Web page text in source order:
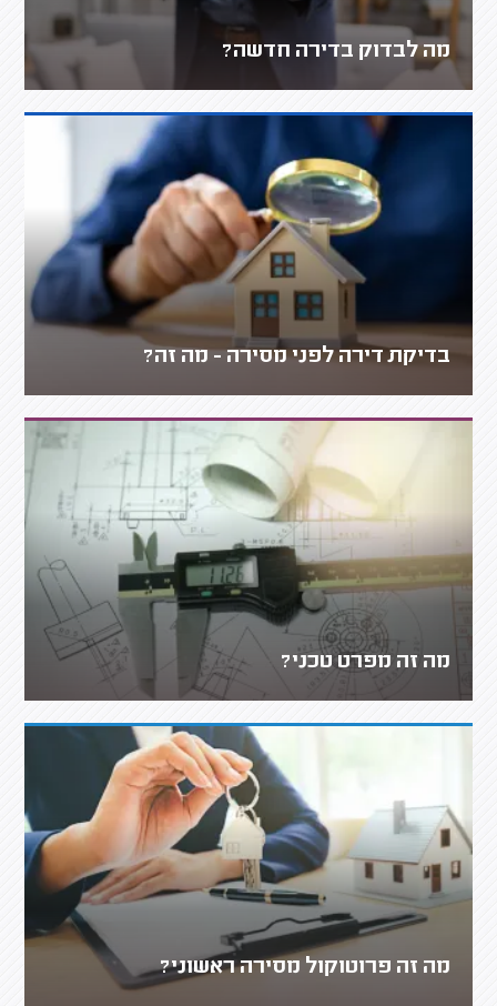
מה לבדוק בדירה חדשה?
בדיקת דירה לפני מסירה - מה זה?
מה זה מפרט טכני?
מה זה פרוטוקול מסירה ראשוני?